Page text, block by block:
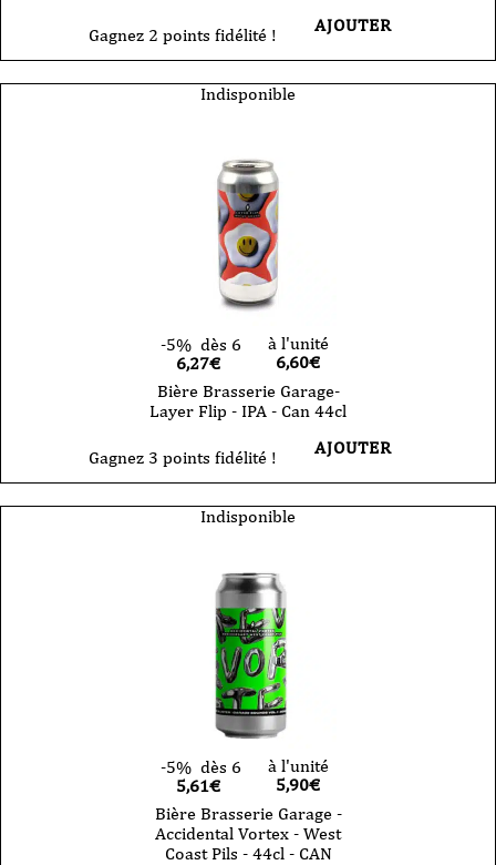
Gagnez 2 points fidélité ! AJOUTER
Indisponible
-5% dès 6
6,27€
à l'unité
6,60€
Bière Brasserie Garage-
Layer Flip - IPA - Can 44cl
Gagnez 3 points fidélité ! AJOUTER
Indisponible
-5% dès 6
5,61€
à l'unité
5,90€
Bière Brasserie Garage -
Accidental Vortex - West
Coast Pils - 44cl - CAN